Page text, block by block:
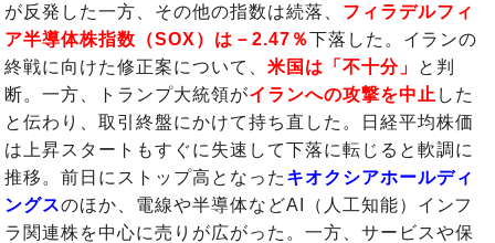
が反発した一方、その他の指数は続落、 フィラデルフィ
ア半導体株指数（SOX）は－2.47％下落した。イランの
終戦に向けた修正案について、 米国は「不十分」
と判
断。一方、トランプ大統領がイランへの攻撃を中止 した
と伝わり、取引終盤にかけて持ち直した。日経平均株価
は上昇スタートもすぐに失速して下落に転じると軟調に
推移。前日にストップ高となった キオクシアホールディ
ングスのほか、電線や半導体などAI（人工知能）インフ
ラ関連株を中心に売りが広がった。一方、サービスや保